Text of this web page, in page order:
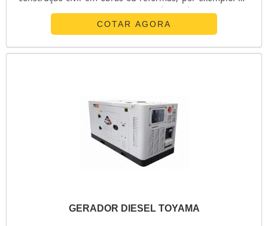
entanto, no mercado atualmente é possível se deparar
com uma variedade de lixadeiras. Ou seja, na hora de
realizar o aluguel de lixadeira de piso, o recomendado é
consultar um especialista em lixadeiras antes para que
COTAR AGORA
GERADOR DIESEL TOYAMA